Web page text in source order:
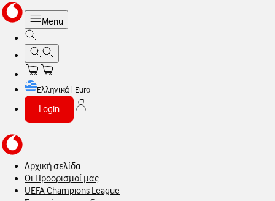
Menu
Ελληνικά | Euro
Login
Αρχική σελίδα
Οι Προορισμοί μας
UEFA Champions League